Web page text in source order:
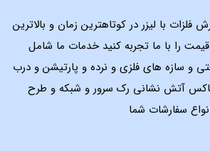
فلزات با لیزر در کوتاهترین زمان و بالاترین
را با ما تجربه کنید خدمات ما شامل
و سازه های فلزی و نرده و پارتیشن و درب
باکس آتش نشانی رک سرور و شبکه و طرح
سفارشات شما